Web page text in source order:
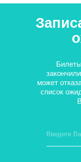
может
список